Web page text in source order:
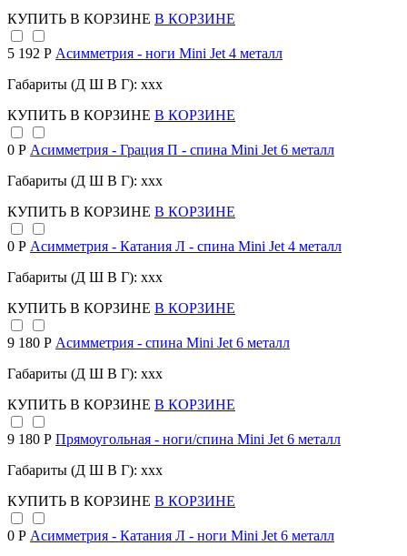
КУПИТЬ В КОРЗИНЕ В КОРЗИНЕ
5 192 Р Асимметрия - ноги Mini Jet 4 металл
Габариты (Д Ш В Г): xxx
КУПИТЬ В КОРЗИНЕ В КОРЗИНЕ
0 Р Асимметрия - Грация П - спина Mini Jet 6 металл
Габариты (Д Ш В Г): xxx
КУПИТЬ В КОРЗИНЕ В КОРЗИНЕ
0 Р Асимметрия - Катания Л - спина Mini Jet 4 металл
Габариты (Д Ш В Г): xxx
КУПИТЬ В КОРЗИНЕ В КОРЗИНЕ
9 180 Р Асимметрия - спина Mini Jet 6 металл
Габариты (Д Ш В Г): xxx
КУПИТЬ В КОРЗИНЕ В КОРЗИНЕ
9 180 Р Прямоугольная - ноги/спина Mini Jet 6 металл
Габариты (Д Ш В Г): xxx
КУПИТЬ В КОРЗИНЕ В КОРЗИНЕ
0 Р Асимметрия - Катания Л - ноги Mini Jet 6 металл